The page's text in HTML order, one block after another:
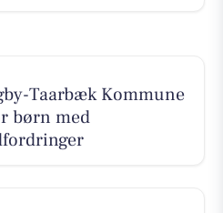
Taarbæk Kommune
børn med